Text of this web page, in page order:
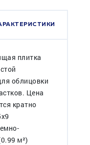
плитка
облицовки
Цена
кратно
м²)